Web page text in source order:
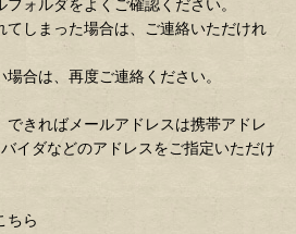
ォルダをよくご確認ください。
てしまった場合は、ご連絡いただけれ
合は、再度ご連絡ください。
きればメールアドレスは携帯アドレ
イダなどのアドレスをご指定いただけ
ちら